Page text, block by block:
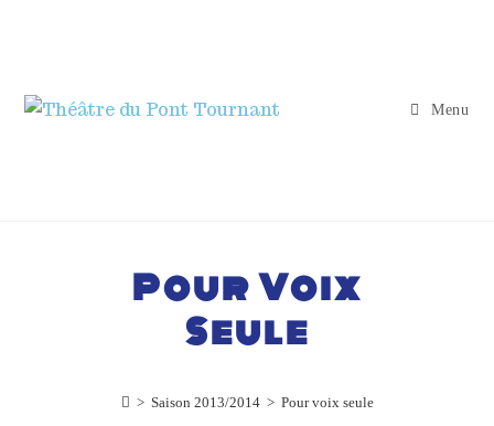
Menu
Pour Voix
Seule
> Saison 2013/2014 > Pour voix seule